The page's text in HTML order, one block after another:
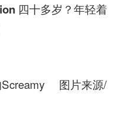
四十多岁？年轻着
Screamy 图片来源/